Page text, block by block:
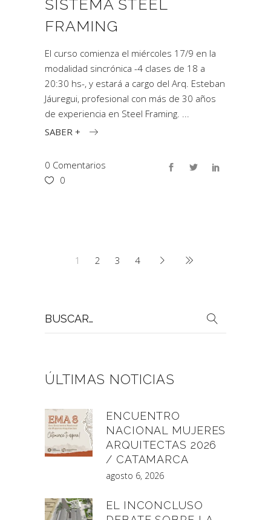
SISTEMA STEEL
FRAMING
El curso comienza el miércoles 17/9 en la
modalidad sincrónica -4 clases de 18 a
20:30 hs-, y estará a cargo del Arq. Esteban
Jáuregui, profesional con más de 30 años
de experiencia en Steel Framing.
SABER +
0 Comentarios
0
1 2 3 4
por:
ÚLTIMAS NOTICIAS
ENCUENTRO
NACIONAL MUJERES
ARQUITECTAS 2026
/ CATAMARCA
agosto 6, 2026
EL INCONCLUSO